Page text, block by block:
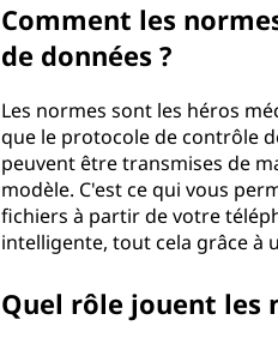
Comment les
de données ?
Les normes sont les héros
que le protocole de contrôle
peuvent être transmises de
modèle. C'est ce qui vous
fichiers à partir de votre
intelligente, tout cela grâce à
Quel rôle jouent les